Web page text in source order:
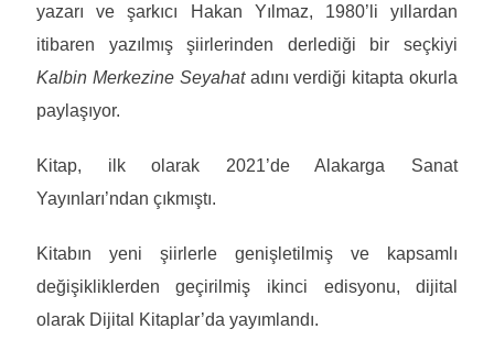
yazarı ve şarkıcı Hakan Yılmaz, 1980’li yıllardan
itibaren yazılmış şiirlerinden derlediği bir seçkiyi
Kalbin Merkezine Seyahatadını verdiği kitapta okurla
paylaşıyor.
Kitap, ilk olarak 2021’de Alakarga Sanat
Yayınları’ndan çıkmıştı.
Kitabın yeni şiirlerle genişletilmiş ve kapsamlı
değişikliklerden geçirilmiş ikinci edisyonu, dijital
olarak Dijital Kitaplar’da yayımlandı.